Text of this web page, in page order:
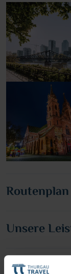
Routenplan
Unsere